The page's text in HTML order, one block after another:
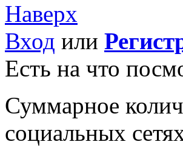
Наверх
Вход или
Есть на что
Суммарное
социальных